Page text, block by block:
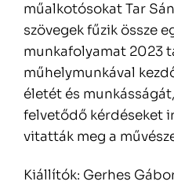
műalkotósokat Tar
szövegek fűzik össze
munkafolyamat 2023
műhelymunkával
életét és
felvetődő kérdéseket
vitatták meg a
Kiállítók: Gerhes